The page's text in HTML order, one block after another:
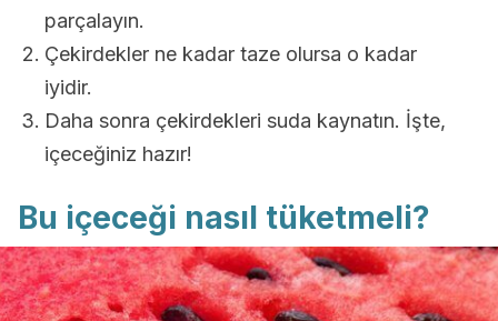
parçalayın.
Çekirdekler ne kadar taze olursa o kadar
iyidir.
Daha sonra çekirdekleri suda kaynatın. İşte,
içeceğiniz hazır!
Bu içeceği nasıl tüketmeli?